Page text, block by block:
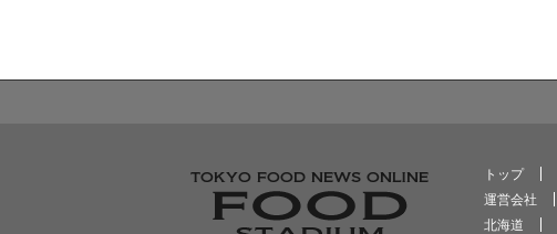
トップ
運営会社
北海道